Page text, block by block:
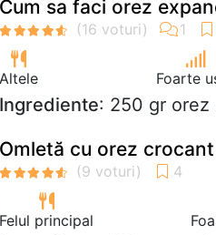
Cum sa faci orez
Altele Foarte
Ingrediente: 250 gr orez
Omletă cu orez
Felul principal